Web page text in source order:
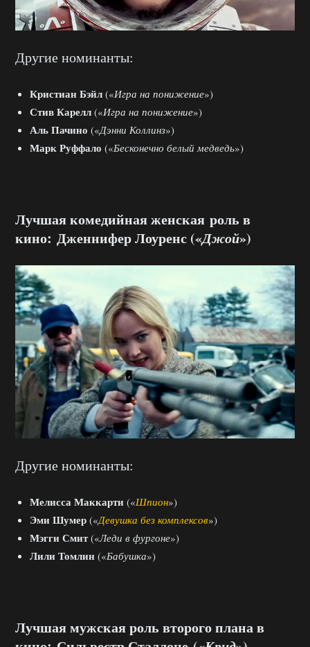
Другие номинанты:
Кристиан Бэйл («Игра на понижение»)
Стив Карелл («Игра на понижение»)
Аль Пачино («Дэнни Коллинз»)
Марк Руффало («Бесконечно белый медведь»)
Лучшая комедийная женская роль в
кино: Дженнифер Лоуренс («Джой»)
Другие номинанты:
Мелисса Маккарти («Шпион»)
Эми Шумер («Девушка без комплексов»)
Мэгги Смит(«Леди в фургоне»)
Лили Томлин («Бабушка»)
Лучшая мужская роль второго плана в